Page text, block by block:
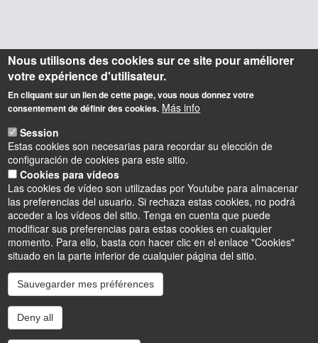
InstagramLinkedInYoutube
Accessibilité : partiellement conforme
Nous utilisons des cookies sur ce site pour améliorer
votre expérience d'utilisateur.
En cliquant sur un lien de cette page, vous nous donnez votre
consentement de définir des cookies. Más info
Session
Estas cookies son necesarias para recordar su elección de
configuración de cookies para este sitio.
Cookies para vídeos
Las cookies de vídeo son utilizadas por Youtube para almacenar
las preferencias del usuario. Si rechaza estas cookies, no podrá
acceder a los vídeos del sitio. Tenga en cuenta que puede
modificar sus preferencias para estas cookies en cualquier
momento. Para ello, basta con hacer clic en el enlace "Cookies"
situado en la parte inferior de cualquier página del sitio.
Sauvegarder mes préférences
Deny all